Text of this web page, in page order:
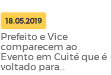
18.05.2019
Prefeito e Vice
comparecem ao
Evento em Cuité que é
voltado para